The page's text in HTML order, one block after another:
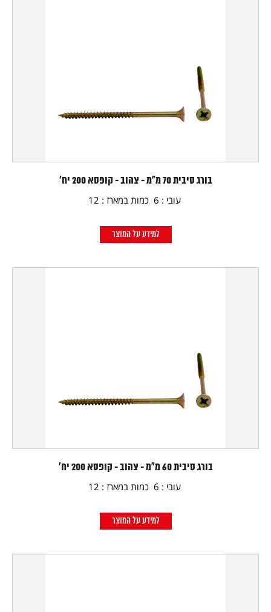
בורג סיבית 70 מ"מ - צהוב - קופסא 200 יח'
עובי : 6 כמות במארז : 12
למידע על המוצר
בורג סיבית 60 מ"מ - צהוב - קופסא 200 יח'
עובי : 6 כמות במארז : 12
למידע על המוצר